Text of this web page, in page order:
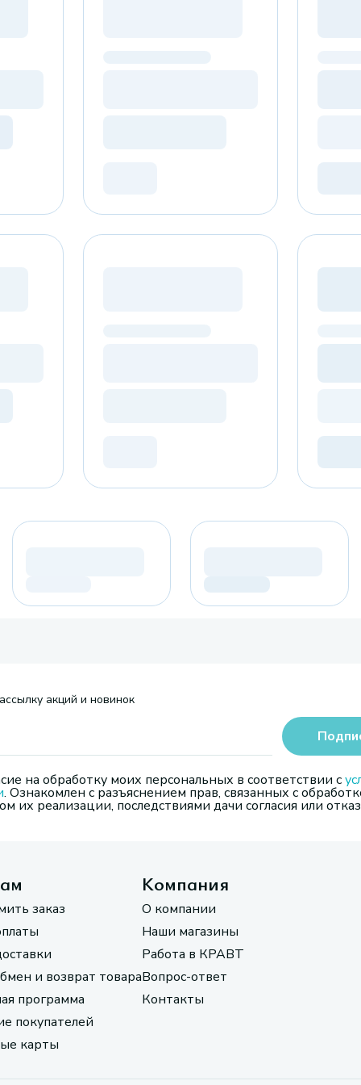
акций и новинок
на обработку моих персональных в соответствии с
. Ознакомлен с разъяснением прав, связанных с
их реализации, последствиями дачи согласия или
заказ
и возврат товара
программа
покупателей
карты
Компания
О компании
Наши магазины
Работа в КРАВТ
Вопрос-ответ
Контакты